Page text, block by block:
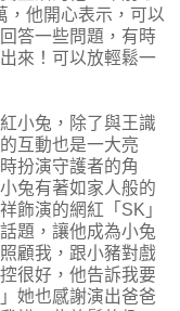
，他開心表示，可以
答一些問題，有時
來！可以放輕鬆一
小兔，除了與王識
互動也是一大亮
扮演守護者的角
兔有著如家人般的
飾演的網紅「SK」
題，讓他成為小兔
顧我，跟小豬對戲
很好，他告訴我要
她也感謝演出爸爸